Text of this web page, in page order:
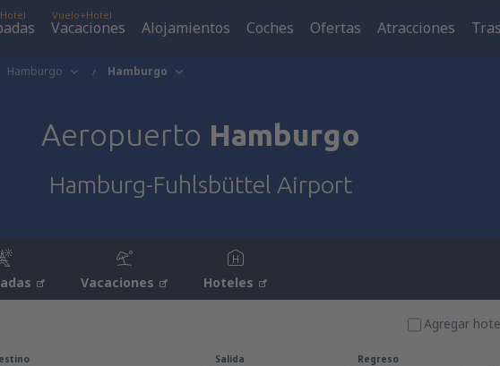
Vuelo+Hotel
Vacaciones Alojamientos Coches Ofertas Atracciones
Hamburgo Hamburgo
Aeropuerto Hamburgo
Hamburg-Fuhlsbüttel Airport
Vacaciones Hoteles
Agregar
Salida Regreso